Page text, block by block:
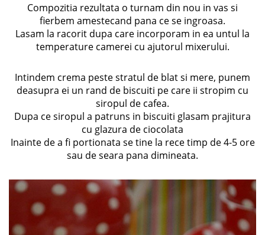
Compozitia rezultata o turnam din nou in vas si
fierbem amestecand pana ce se ingroasa.
Lasam la racorit dupa care incorporam in ea untul la
temperature camerei cu ajutorul mixerului.
Intindem crema peste stratul de blat si mere, punem
deasupra ei un rand de biscuiti pe care ii stropim cu
siropul de cafea.
Dupa ce siropul a patruns in biscuiti glasam prajitura
cu glazura de ciocolata
Inainte de a fi portionata se tine la rece timp de 4-5 ore
sau de seara pana dimineata.